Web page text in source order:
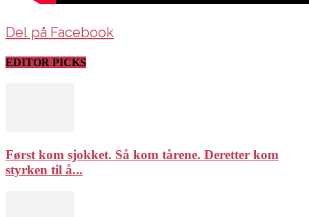
Del på Facebook
EDITOR PICKS
Først kom sjokket. Så kom tårene. Deretter kom
styrken til å...